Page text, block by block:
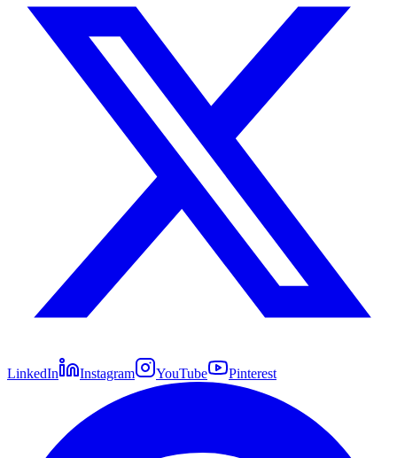
LinkedIn Instagram YouTube Pinterest